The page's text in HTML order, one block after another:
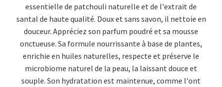
essentielle de patchouli naturelle et de l'extrait de
santal de haute qualité. Doux et sans savon, il nettoie en
douceur. Appréciez son parfum poudré et sa mousse
onctueuse. Sa formule nourrissante à base de plantes,
enrichie en huiles naturelles, respecte et préserve le
microbiome naturel de la peau, la laissant douce et
souple. Son hydratation est maintenue, comme l'ont